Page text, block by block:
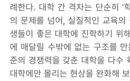
례한다. 대학 간 격차는 단순히 '
의 문제를 넘어, 실질적인 교육
생들이 좋은 대학에 진학하기 위
에 매달릴 수밖에 없는 구조를
준의 경쟁력을 갖춘 대학을 다수
대학에만 몰리는 현상을 완화해